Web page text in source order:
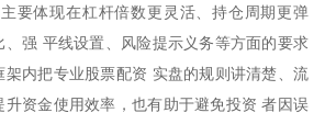
要体现在杠杆倍数更灵活、持仓周期更弹
、强 平线设置、风险提示义务等方面的要求
架内把专业股票配资 实盘的规则讲清楚、流
升资金使用效率，也有助于避免投资 者因误